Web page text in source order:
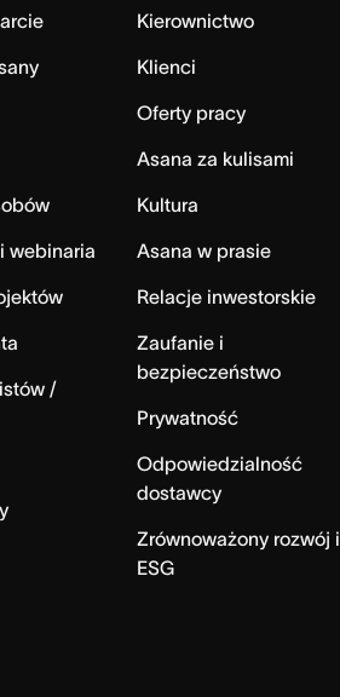
webinaria
/
Kierownictwo
Klienci
Oferty pracy
Asana za kulisami
Kultura
Asana w prasie
Relacje inwestorskie
Zaufanie i
bezpieczeństwo
Prywatność
Odpowiedzialność
dostawcy
Zrównoważony rozwój i
ESG